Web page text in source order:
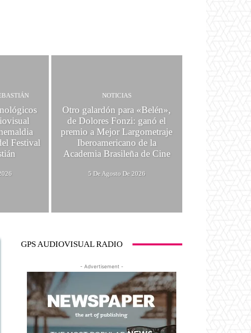
Festival
NOTICIAS
Otro galardón para «Belén»,
de Dolores Fonzi: ganó el
premio a Mejor Largometraje
Iberoamericano de la
Academia Brasileña de Cine
5 De Agosto De 2026
GPS AUDIOVISUAL RADIO
- Advertisement -